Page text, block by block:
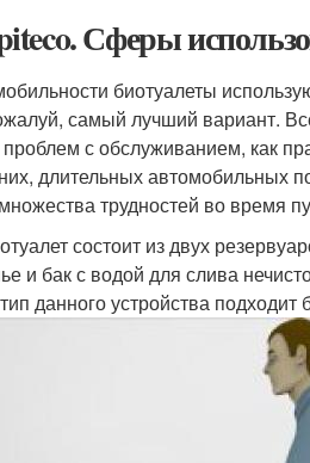
Сферы
биотуалеты
самый лучший вариант.
с обслуживанием, как
длительных автомобильных
трудностей во время
состоит из двух
и бак с водой для слива
данного устройства подходит